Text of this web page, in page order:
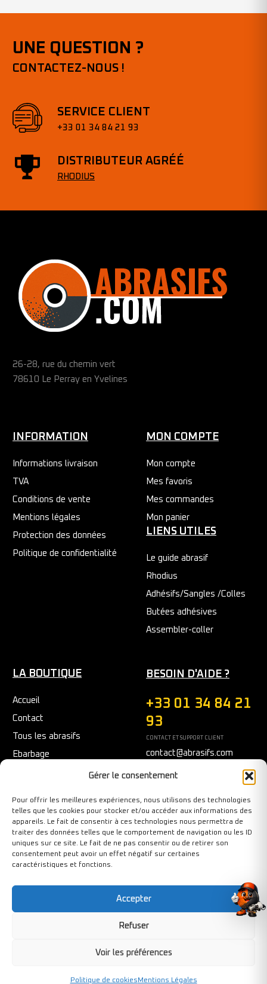
Gérer le consentement
Pour offrir les meilleures expériences, nous utilisons des technologies
telles que les cookies pour stocker et/ou accéder aux informations des
appareils. Le fait de consentir à ces technologies nous permettra de
traiter des données telles que le comportement de navigation ou les ID
uniques sur ce site. Le fait de ne pas consentir ou de retirer son
consentement peut avoir un effet négatif sur certaines
caractéristiques et fonctions.
Accepter
Refuser
Voir les préférences
Politique de cookies Mentions Légales
UNE QUESTION ?
CONTACTEZ-NOUS !
SERVICE CLIENT
+33 01 34 84 21 93
DISTRIBUTEUR AGRÉÉ
RHODIUS
26-28, rue du chemin vert
78610 Le Perray en Yvelines
INFORMATION
Informations livraison
TVA
Conditions de vente
Mentions légales
Protection des données
Politique de confidentialité
MON COMPTE
Mon compte
Mes favoris
Mes commandes
Mon panier
LIENS UTILES
Le guide abrasif
Rhodius
Adhésifs/Sangles /Colles
Butées adhésives
Assembler-coller
LA BOUTIQUE
Accueil
Contact
Tous les abrasifs
Ebarbage
Nettoyage
Outils diamantés
Ponçage
Sécurité au travail
BESOIN D'AIDE ?
+33 01 34 84 21
93
CONTACT ET SUPPORT CLIENT
contact@abrasifs.com
Du Lundi au Vendredi
Copyright©BY-PIXCL 2026. Tous droits réservés.